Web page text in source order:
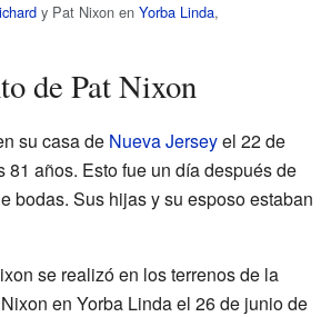
y Pat Nixon en Yorba Linda,
de Pat Nixon
su casa de Nueva Jerseyel 22 de
81 años. Esto fue un día después de
bodas. Sus hijas y su esposo estaban
se realizó en los terrenos de la
en Yorba Linda el 26 de junio de